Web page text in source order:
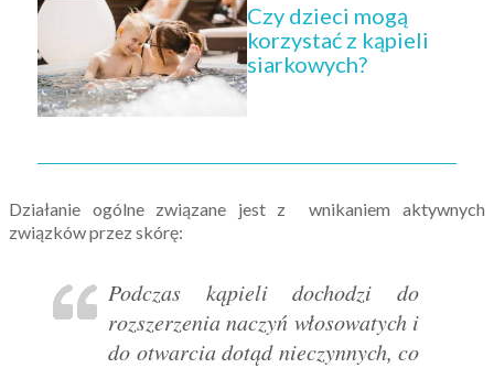
Czy dzieci mogą
korzystać z kąpieli
siarkowych?
Działanie ogólne związane jest z wnikaniem aktywnych
związków przez skórę:
Podczas kąpieli dochodzi do
rozszerzenia naczyń włosowatych i
do otwarcia dotąd nieczynnych, co